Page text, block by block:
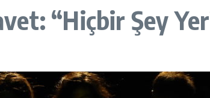
“Hiçbir Şey